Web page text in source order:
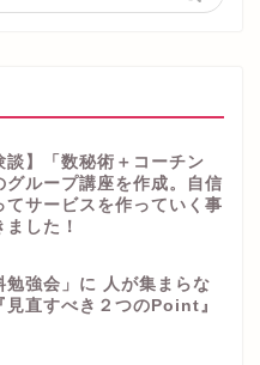
談】「数秘術＋コーチン
グループ講座を作成。自信
てサービスを作っていく事
ました！
勉強会」に 人が集まらな
見直すべき２つのPoint』